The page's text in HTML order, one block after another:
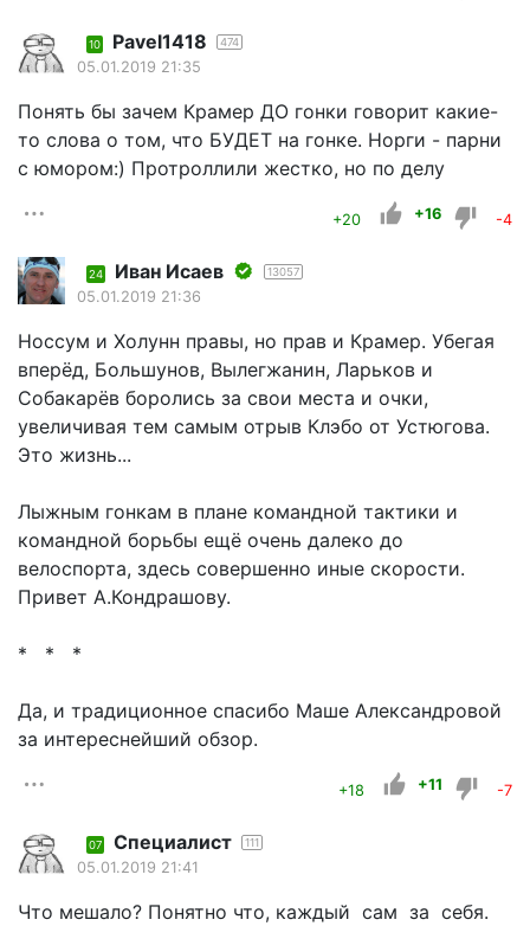
10 Pavel1418 474
05.01.2019 21:35
Понять бы зачем Крамер ДО гонки говорит какие-
то слова о том, что БУДЕТ на гонке. Норги - парни
с юмором:) Протроллили жестко, но по делу
+20 +16 -4
24 Иван Исаев 13057
05.01.2019 21:36
Носсум и Холунн правы, но прав и Крамер. Убегая
вперёд, Большунов, Вылегжанин, Ларьков и
Собакарёв боролись за свои места и очки,
увеличивая тем самым отрыв Клэбо от Устюгова.
Это жизнь...
Лыжным гонкам в плане командной тактики и
командной борьбы ещё очень далеко до
велоспорта, здесь совершенно иные скорости.
Привет А.Кондрашову.
* * *
Да, и традиционное спасибо Маше Александровой
за интереснейший обзор.
+18 +11 -7
07 Специалист 111
05.01.2019 21:41
Что мешало? Понятно что, каждый сам за себя.